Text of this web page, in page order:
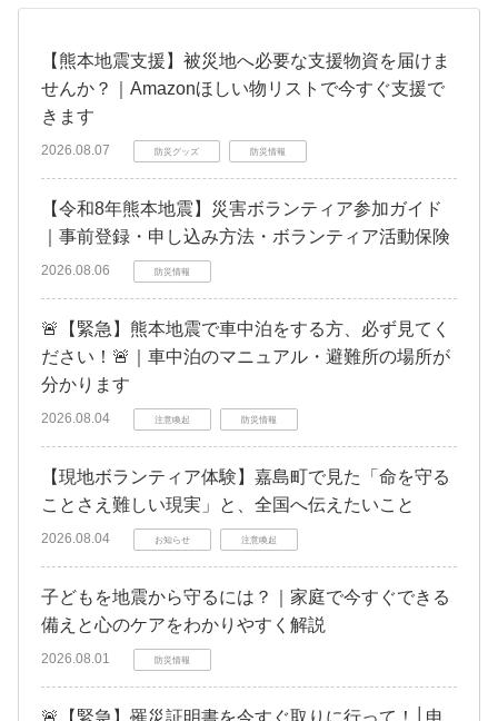
【熊本地震支援】被災地へ必要な支援物資を届けま
せんか？｜Amazonほしい物リストで今すぐ支援で
きます
2026.08.07 防災グッズ 防災情報
【令和8年熊本地震】災害ボランティア参加ガイド
｜事前登録・申し込み方法・ボランティア活動保険
2026.08.06 防災情報
🚨【緊急】熊本地震で車中泊をする方、必ず見てく
ださい！🚨｜車中泊のマニュアル・避難所の場所が
分かります
2026.08.04 注意喚起 防災情報
【現地ボランティア体験】嘉島町で見た「命を守る
ことさえ難しい現実」と、全国へ伝えたいこと
2026.08.04 お知らせ 注意喚起
子どもを地震から守るには？｜家庭で今すぐできる
備えと心のケアをわかりやすく解説
2026.08.01 防災情報